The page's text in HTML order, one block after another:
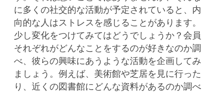
に多くの社交的な活動が予定されていると、内
向的な人はストレスを感じることがあります。
少し変化をつけてみてはどうでしょうか？会員
それぞれがどんなことをするのが好きなのか調
べ、彼らの興味にあうような活動を企画してみ
ましょう。例えば、美術館や芝居を見に行った
り、近くの図書館にどんな資料があるのか調べ